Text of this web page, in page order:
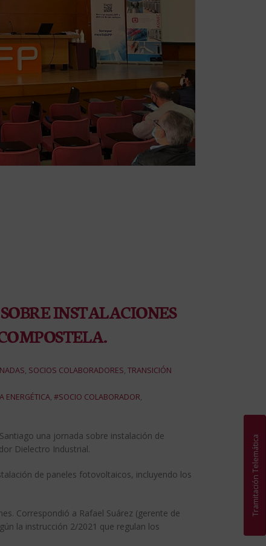
INSTALACIONES
, SOCIOS COLABORADORES, TRANSICIÓN
ENERGÉTICA, #SOCIO COLABORADOR,
una jornada sobre instalación de
Dielectro Industrial.
de paneles fotovoltaicos, incluyendo los
Correspondió a Rafael Suárez (gerente de
la instrucción 2/2021 que regulan los
Tramitación Telemática